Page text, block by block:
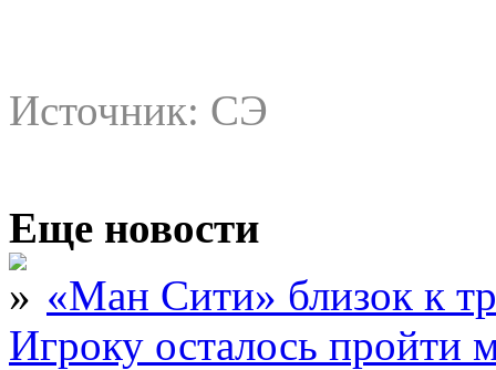
Источник: СЭ
Еще новости
«Ман Сити» близок к
Игроку осталось